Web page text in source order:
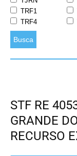
TRF1
TRF4
Busca
STF RE
GRANDE
RECURSO